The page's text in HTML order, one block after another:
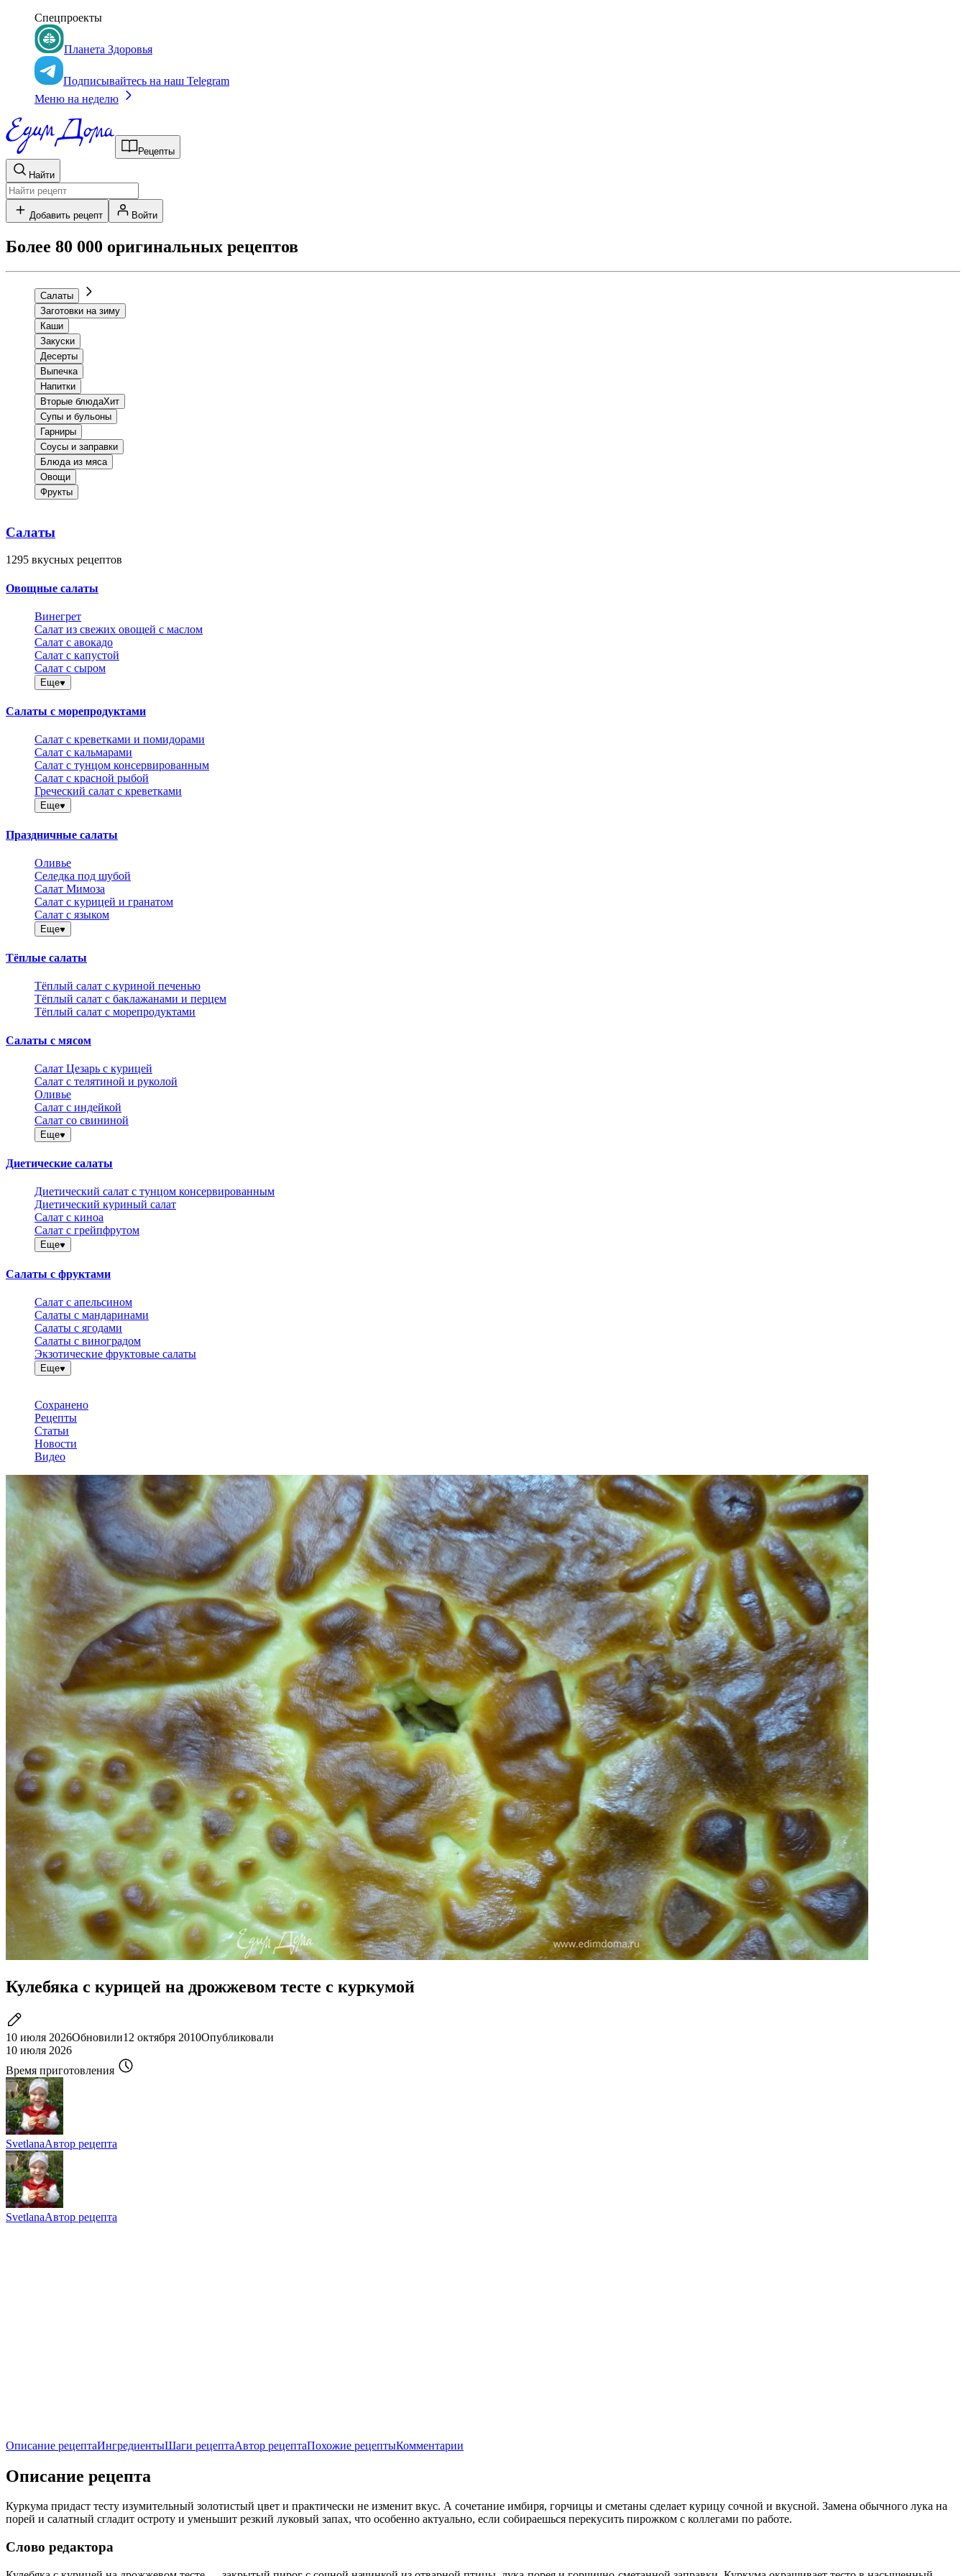
Спецпроекты
Планета Здоровья
Подписывайтесь на наш Telegram
Меню на неделю
Рецепты
Найти
Добавить рецепт Войти
Более 80 000 оригинальных рецептов
Салаты
Заготовки на зиму
Каши
Закуски
Десерты
Выпечка
Напитки
Вторые блюдаХит
Супы и бульоны
Гарниры
Соусы и заправки
Блюда из мяса
Овощи
Фрукты
Салаты
1295 вкусных рецептов
Овощные салаты
Винегрет
Салат из свежих овощей с маслом
Салат с авокадо
Салат с капустой
Салат с сыром
Еще
Салаты с морепродуктами
Салат с креветками и помидорами
Салат с кальмарами
Салат с тунцом консервированным
Салат с красной рыбой
Греческий салат с креветками
Еще
Праздничные салаты
Оливье
Селедка под шубой
Салат Мимоза
Салат с курицей и гранатом
Салат с языком
Еще
Тёплые салаты
Тёплый салат с куриной печенью
Тёплый салат с баклажанами и перцем
Тёплый салат с морепродуктами
Салаты с мясом
Салат Цезарь с курицей
Салат с телятиной и руколой
Оливье
Салат с индейкой
Салат со свининой
Еще
Диетические салаты
Диетический салат с тунцом консервированным
Диетический куриный салат
Салат с киноа
Салат с грейпфрутом
Еще
Салаты с фруктами
Салат с апельсином
Салаты с мандаринами
Салаты с ягодами
Салаты с виноградом
Экзотические фруктовые салаты
Еще
Сохранено
Рецепты
Статьи
Новости
Видео
Кулебяка с курицей на дрожжевом тесте с куркумой
10 июля 2026Обновили12 октября 2010Опубликовали
10 июля 2026
Время приготовления
SvetlanaАвтор рецепта
SvetlanaАвтор рецепта
Описание рецептаИнгредиентыШаги рецептаАвтор рецептаПохожие рецептыКомментарии
Описание рецепта
Куркума придаст тесту изумительный золотистый цвет и практически не изменит вкус. А сочетание имбиря, горчицы и сметаны сделает курицу сочной и вкусной. Замена обычного лука на
порей и салатный сгладит остроту и уменьшит резкий луковый запах, что особенно актуально, если собираешься перекусить пирожком с коллегами по работе.
Слово редактора